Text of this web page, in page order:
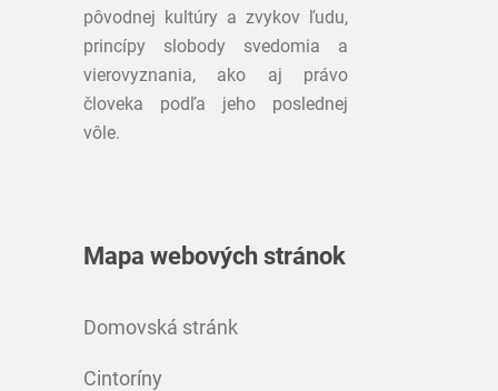
pôvodnej kultúry a zvykov ľudu,
princípy slobody svedomia a
vierovyznania, ako aj právo
človeka podľa jeho poslednej
vôle.
Mapa webových stránok
Domovská stránk
Cintoríny